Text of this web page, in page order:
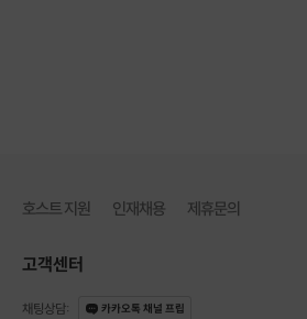
호스트 지원 인재채용 제휴문의
고객센터
채팅상담: 카카오톡 채널 프립